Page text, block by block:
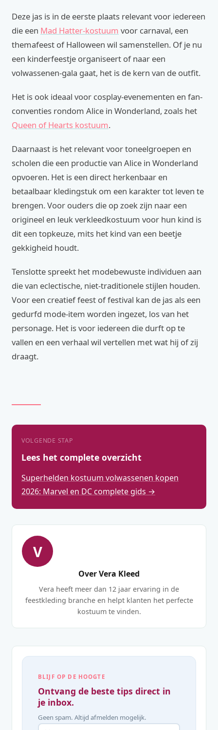
Deze jas is in de eerste plaats relevant voor iedereen
die een Mad Hatter-kostuum voor carnaval, een
themafeest of Halloween wil samenstellen. Of je nu
een kinderfeestje organiseert of naar een
volwassenen-gala gaat, het is de kern van de outfit.
Het is ook ideaal voor cosplay-evenementen en fan-
conventies rondom Alice in Wonderland, zoals het
Queen of Hearts kostuum.
Daarnaast is het relevant voor toneelgroepen en
scholen die een productie van Alice in Wonderland
opvoeren. Het is een direct herkenbaar en
betaalbaar kledingstuk om een karakter tot leven te
brengen. Voor ouders die op zoek zijn naar een
origineel en leuk verkleedkostuum voor hun kind is
dit een topkeuze, mits het kind van een beetje
gekkigheid houdt.
Tenslotte spreekt het modebewuste individuen aan
die van eclectische, niet-traditionele stijlen houden.
Voor een creatief feest of festival kan de jas als een
gedurfd mode-item worden ingezet, los van het
personage. Het is voor iedereen die durft op te
vallen en een verhaal wil vertellen met wat hij of zij
draagt.
VOLGENDE STAP
Lees het complete overzicht
Superhelden kostuum volwassenen kopen
2026: Marvel en DC complete gids →
V
Over Vera Kleed
Vera heeft meer dan 12 jaar ervaring in de
feestkleding branche en helpt klanten het perfecte
kostuum te vinden.
BLIJF OP DE HOOGTE
Ontvang de beste tips direct in
je inbox.
Geen spam. Altijd afmelden mogelijk.